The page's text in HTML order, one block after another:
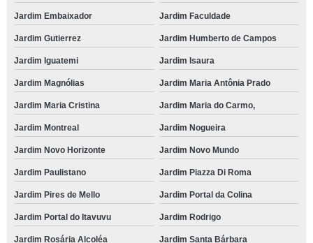
Jardim Embaixador Jardim Faculdade
Jardim Gutierrez Jardim Humberto de Campos
Jardim Iguatemi Jardim Isaura
Jardim Magnólias Jardim Maria Antônia Prado
Jardim Maria Cristina Jardim Maria do Carmo,
Jardim Montreal Jardim Nogueira
Jardim Novo Horizonte Jardim Novo Mundo
Jardim Paulistano Jardim Piazza Di Roma
Jardim Pires de Mello Jardim Portal da Colina
Jardim Portal do Itavuvu Jardim Rodrigo
Jardim Rosária Alcoléa Jardim Santa Bárbara